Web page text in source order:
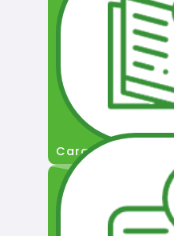
Cara Permohonan